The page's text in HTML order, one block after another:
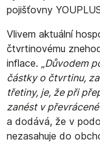
pojišťovny
Vlivem aktuální
čtvrtinovému
inflace. „ Důvodem
částky o čtvrtinu,
třetiny, je, že při
zanést v
a dodává, že v
nezasahuje do